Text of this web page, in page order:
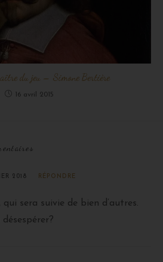
du jeu – Simone Bertière
16 avril 2015
2018 RÉPONDRE
sera suivie de bien d’autres.
désespérer?